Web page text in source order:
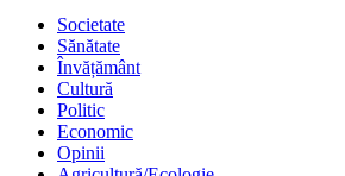
Societate
Sănătate
Învățământ
Cultură
Politic
Economic
Opinii